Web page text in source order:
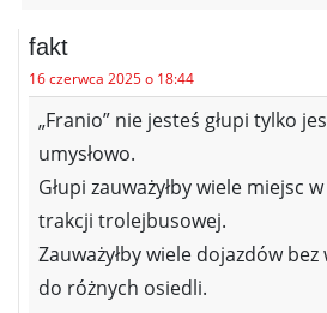
fakt
16 czerwca 2025 o 18:44
„Franio” nie jesteś głupi tylko
umysłowo.
Głupi zauważyłby wiele miejsc
trakcji trolejbusowej.
Zauważyłby wiele dojazdów
do różnych osiedli.